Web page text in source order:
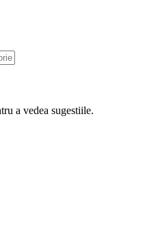
a vedea sugestiile.